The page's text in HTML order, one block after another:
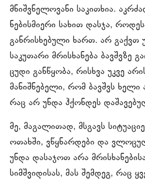
მნიშვნელოვანი საკითხია.
ნებისმიერი სახით დასჯა,
განრისხებული ხართ. არ გაქვთ
საკუთარი მრისხანება ბავშვზე
ცუდი განწყობა, რისხვა უკვე
მანიშნებელი, რომ ბავშვს
რაც არ უნდა ჰქონდეს
მე, მაგალითად, მსგავს
ოთახში, ვწყნარდები და
უნდა დასაჯოთ არა
სიმშვიდისას, მას შემდეგ, რაც